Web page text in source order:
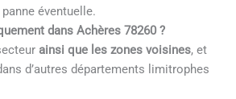
éventuelle.
dans Achères 78260 ?
ainsi que les zones voisines, et
d’autres départements limitrophes